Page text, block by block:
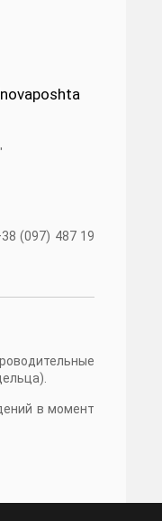
(097) 487 19
в момент